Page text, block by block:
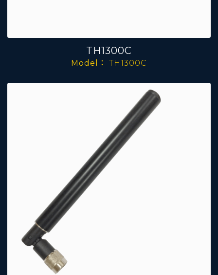
TH1300C
Model： TH1300C